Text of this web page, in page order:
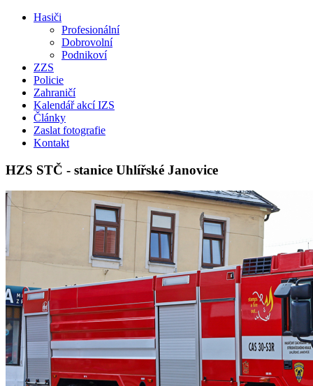
Hasiči
Profesionální
Dobrovolní
Podnikoví
ZZS
Policie
Zahraničí
Kalendář akcí IZS
Články
Zaslat fotografie
Kontakt
HZS STČ - stanice Uhlířské Janovice